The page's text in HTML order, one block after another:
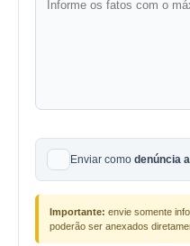
Enviar como denúncia
Importante: envie somente
poderão ser anexados